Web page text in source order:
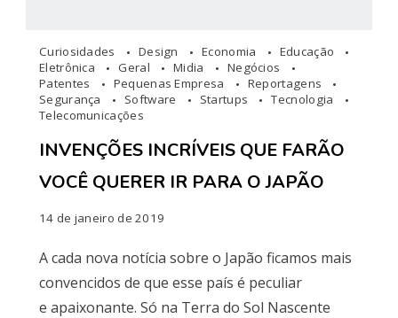
Curiosidades Design Economia
Educação
Eletrônica
Geral Midia
Negócios
Patentes
Pequenas Empresa
Reportagens
Segurança
Software Startups
Tecnologia
Telecomunicações
INVENÇÕES INCRÍVEIS QUE FARÃO
VOCÊ QUERER IR PARA O JAPÃO
14 de janeiro de 2019
A cada nova notícia sobre o Japão ficamos mais
convencidos de que esse país é peculiar
e apaixonante. Só na Terra do Sol Nascente